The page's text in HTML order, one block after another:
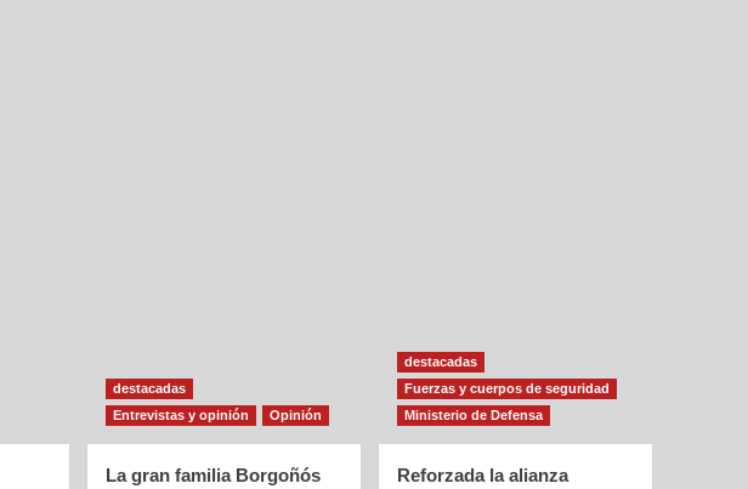
destacadas
Entrevistas y opinión
Opinión
La gran familia Borgoñós
destacadas
Fuerzas y cuerpos de seguridad
Ministerio de Defensa
Reforzada la alianza